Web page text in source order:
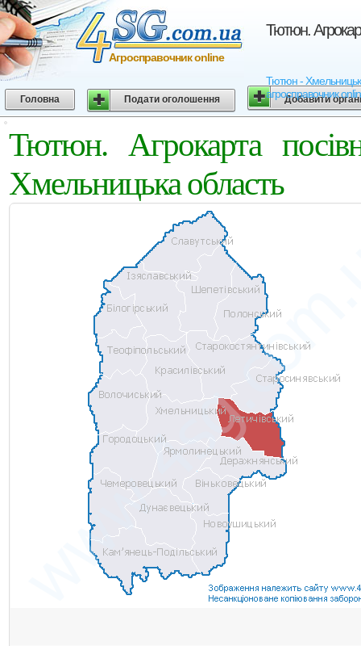
Тютюн.
Тютюн - Хмельницька
агросправочник
Агросправочник online
Головна Подати оголошення Добавити
Тютюн. Агрокарта
Хмельницька область